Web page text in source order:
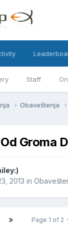
Staff
Obaveštenja
Groma
2013 in
Page 1 of 2